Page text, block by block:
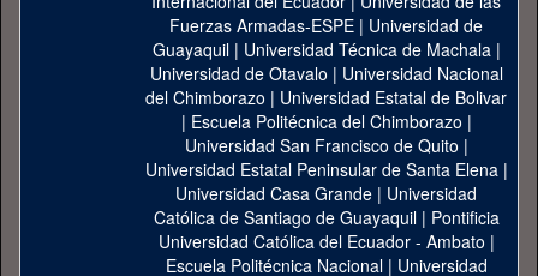
Fuerzas Armadas-ESPE | Universidad de
Guayaquil| Universidad Técnica de Machala|
Universidad de Otavalo | Universidad Nacional
del Chimborazo | Universidad Estatal de Bolivar
| Escuela Politécnica del Chimborazo |
Universidad San Francisco de Quito |
Universidad Estatal Peninsular de Santa Elena|
Universidad Casa Grande | Universidad
Católica de Santiago de Guayaquil| Pontificia
Universidad Católica del Ecuador - Ambato |
Escuela Politécnica Nacional| Universidad